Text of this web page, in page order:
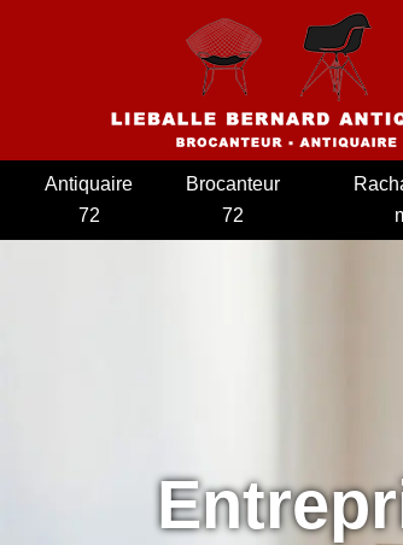
Antiquaire
72
Brocanteur
72